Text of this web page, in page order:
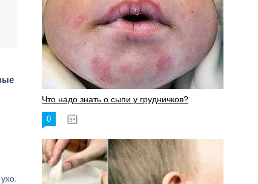
Что надо знать о сыпи у грудничков?
0